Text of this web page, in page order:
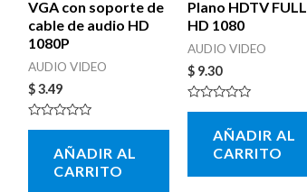
VGA con soporte de
cable de audio HD
1080P
AUDIO VIDEO
$3.49
Valorado
AÑADIR AL
CARRITO
Plano HDTV FULL
HD 1080
AUDIO VIDEO
$ 9.30
Valorado
AÑADIR AL
CARRITO